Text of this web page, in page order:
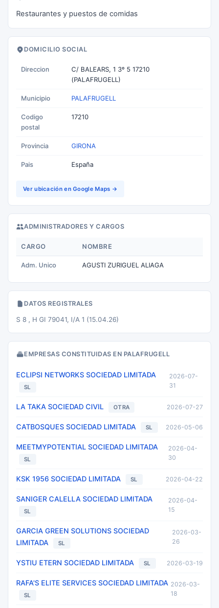
Restaurantes y puestos de comidas
DOMICILIO SOCIAL
Direccion
C/ BALEARS, 1 3º 5 17210
(PALAFRUGELL)
Municipio PALAFRUGELL
Codigo
postal
17210
Provincia GIRONA
Pais España
Ver ubicación en Google Maps →
ADMINISTRADORES Y CARGOS
CARGO NOMBRE
Adm. Unico AGUSTI ZURIGUEL ALIAGA
DATOS REGISTRALES
S 8 , H GI 79041, I/A 1 (15.04.26)
EMPRESAS CONSTITUIDAS EN PALAFRUGELL
ECLIPSI NETWORKS SOCIEDAD LIMITADA
SL
2026-07-
31
LA TAKA SOCIEDAD CIVIL OTRA 2026-07-27
CATBOSQUES SOCIEDAD LIMITADA SL 2026-05-06
MEETMYPOTENTIAL SOCIEDAD LIMITADA
SL
2026-04-
30
KSK 1956 SOCIEDAD LIMITADA SL 2026-04-22
SANIGER CALELLA SOCIEDAD LIMITADA
SL
2026-04-
15
GARCIA GREEN SOLUTIONS SOCIEDAD
LIMITADA
SL
2026-03-
26
YSTIU ETERN SOCIEDAD LIMITADA SL 2026-03-19
RAFA'S ELITE SERVICES SOCIEDAD LIMITADA
SL
2026-03-
18